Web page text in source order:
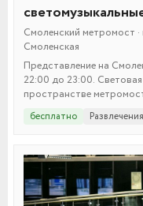
Смоленский метромост
Смоленская
Представление на
22:00 до 23:00.
пространстве
иллюминацию, можно
приложении.
бесплатно Развлечения